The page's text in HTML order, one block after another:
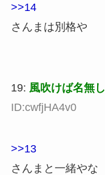
>>14
さんまは別格や
19: 風吹けば名無し
ID:cwfjHA4v0
>>13
さんまと一緒やな